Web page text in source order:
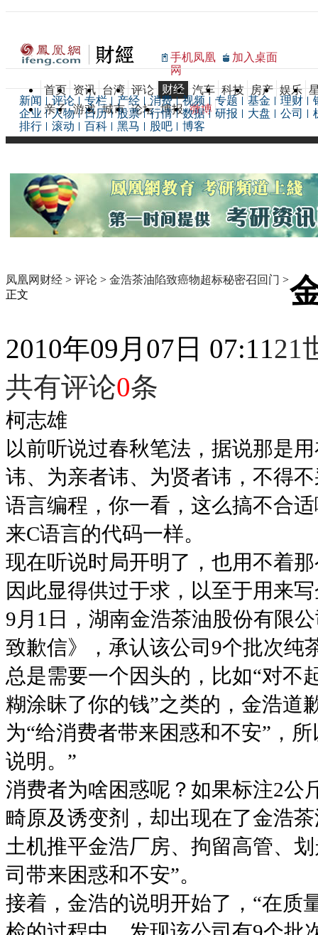
手机凤凰
网
加入桌面
首页 资讯 台湾 评论 财经 汽车 科技 房产 娱乐
亲子 游戏 城市 论坛 博报 微博
新闻 评论 专栏 产经 消费 视频 专题 基金 理财
企业
人物 日历 股票 行情 数据 研报 大盘 公司
排行
滚动 百科 黑马 股吧 博客
凤凰网财经 > 评论 > 金浩茶油陷致癌物超标秘密召回门 >
正文
2010年09月07日 07:1121
共有评论0条
柯志雄
以前听说过春秋笔法，据说那是
讳、为亲者讳、为贤者讳，不得
语言编程，你一看，这么搞不合
来C语言的代码一样。
现在听说时局开明了，也用不着
因此显得供过于求，以至于用来
9月1日，湖南金浩茶油股份有限
致歉信》，承认该公司9个批次纯
总是需要一个因头的，比如“对不
糊涂昧了你的钱”之类的，金浩道
为“给消费者带来困惑和不安”，
说明。”
消费者为啥困惑呢？如果标注2公
畸原及诱变剂，却出现在了金浩
土机推平金浩厂房、拘留高管、
司带来困惑和不安”。
接着，金浩的说明开始了，“在质